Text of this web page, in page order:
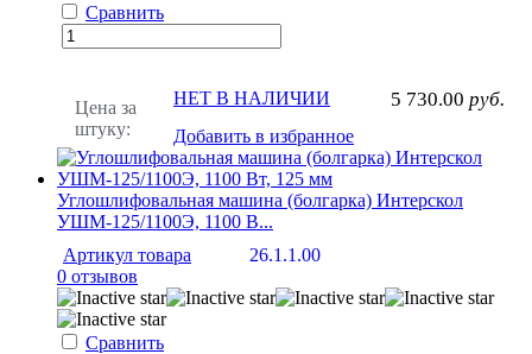
Сравнить
Цена за
штуку:
5 730.00 руб.
НЕТ В НАЛИЧИИ
Добавить в избранное
Углошлифовальная машина (болгарка) Интерскол
УШМ-125/1100Э, 1100 В...
Артикул товара
26.1.1.00
0 отзывов
Сравнить